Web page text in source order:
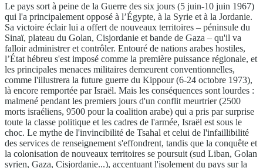
Le pays sort à peine de la Guerre des six jours (5 juin-10 juin 1967)
qui l'a principalement opposé à l’Égypte, à la Syrie et à la Jordanie.
Sa victoire éclair lui a offert de nouveaux territoires – péninsule du
Sinaï, plateau du Golan, Cisjordanie et bande de Gaza – qu'il va
falloir administrer et contrôler. Entouré de nations arabes hostiles,
l’État hébreu s'est imposé comme la première puissance régionale, et
les principales menaces militaires demeurent conventionnelles,
comme l'illustrera la future guerre du Kippour (6-24 octobre 1973),
là encore remportée par Israël. Mais les conséquences sont lourdes :
malmené pendant les premiers jours d'un conflit meurtrier (2500
morts israéliens, 9500 pour la coalition arabe) qui a pris par surprise
toute la classe politique et les cadres de l'armée, Israël est sous le
choc. Le mythe de l'invincibilité de Tsahal et celui de l'infaillibilité
des services de renseignement s'effondrent, tandis que la conquête et
la colonisation de nouveaux territoires se poursuit (sud Liban, Golan
syrien, Gaza, Cisjordanie...), accentuant l'isolement du pays sur la